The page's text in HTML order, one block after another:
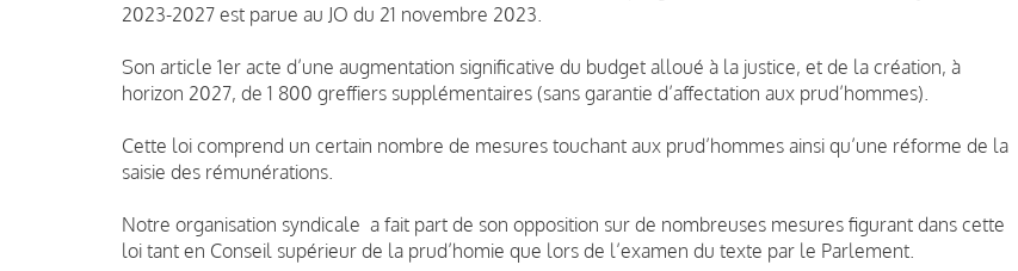
2023-2027 est parue au JO du 21 novembre 2023.
Son article 1er acte d’une augmentation significative du budget alloué à la justice, et de la création, à
horizon 2027, de 1 800 greffiers supplémentaires (sans garantie d’affectation aux prud’hommes).
Cette loi comprend un certain nombre de mesures touchant aux prud’hommes ainsi qu’une réforme de la
saisie des rémunérations.
Notre organisation syndicale a fait part de son opposition sur de nombreuses mesures figurant dans cette
loi tant en Conseil supérieur de la prud’homie que lors de l’examen du texte par le Parlement.